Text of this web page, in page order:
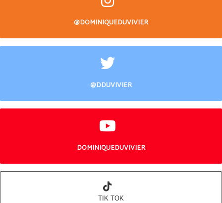
@DOMINIQUEDUVIVIER
@DDUVIVIER
DOMINIQUEDUVIVIER
TIK TOK